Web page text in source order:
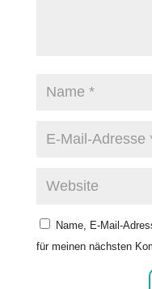
Name, E-Mail-
für meinen nächsten